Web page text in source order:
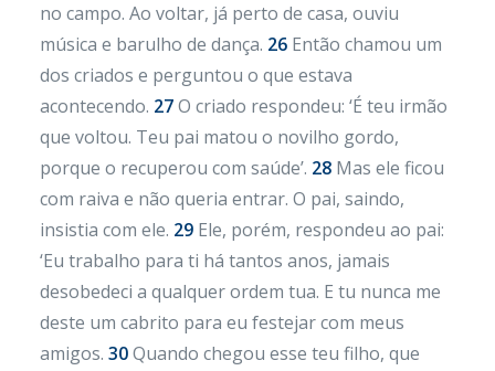
no campo. Ao voltar, já perto de casa, ouviu
música e barulho de dança. 26 Então chamou um
dos criados e perguntou o que estava
acontecendo. 27O criado respondeu: ‘É teu irmão
que voltou. Teu pai matou o novilho gordo,
porque o recuperou com saúde’. 28 Mas ele ficou
com raiva e não queria entrar. O pai, saindo,
insistia com ele. 29 Ele, porém, respondeu ao pai:
‘Eu trabalho para ti há tantos anos, jamais
desobedeci a qualquer ordem tua. E tu nunca me
deste um cabrito para eu festejar com meus
amigos. 30Quando chegou esse teu filho, que